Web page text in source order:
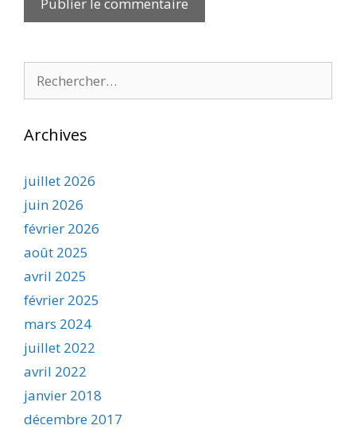
Archives
juillet 2026
juin 2026
février 2026
août 2025
avril 2025
février 2025
mars 2024
juillet 2022
avril 2022
janvier 2018
décembre 2017